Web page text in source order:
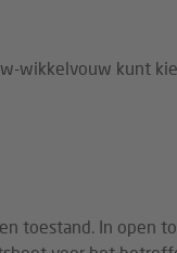
wikkelvouw kunt
toestand. In open